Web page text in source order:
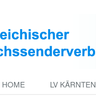
HOME LV KÄRNTEN